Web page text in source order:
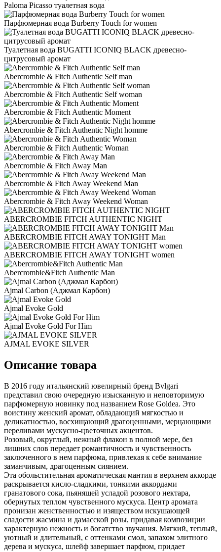
Paloma Picasso туалетная вода
Парфюмерная вода Burberry Touch for women
Туалетная вода BUGATTI ICONIQ BLACK древесно-
цитрусовый аромат
Abercrombie & Fitch Authentic Self man
Abercrombie & Fitch Authentic Self woman
Abercrombie & Fitch Authentic Moment
Abercrombie & Fitch Authentic Night homme
Abercrombie & Fitch Authentic Woman
Abercrombie & Fitch Away Man
Abercrombie & Fitch Away Weekend Man
Abercrombie & Fitch Away Weekend Woman
ABERCROMBIE FITCH AUTHENTIC NIGHT
ABERCROMBIE FITCH AWAY TONIGHT Man
ABERCROMBIE FITCH AWAY TONIGHT women
Abercrombie&Fitch Authentic Man
Ajmal Carbon (Аджмал Карбон)
Ajmal Evoke Gold
Ajmal Evoke Gold For Him
AJMAL EVOKE SILVER
Описание товара
В 2016 году итальянский ювелирный бренд Bvlgari
представил свою очередную изысканную и неповторимую
парфюмерную новинку под названием Rose Goldea. Это
воистину женский аромат, обладающий мягкостью и
деликатностью, восхищающий драгоценными, мерцающими
переливами мускусно-цветочных акцентов.
Розовый, округлый, нежный флакон в полной мере, без
лишних слов передает романтичность и чувственность
заключенного в нем парфюма, привлекая к себе внимание
заманчивым, драгоценным сиянием.
Эта обольстительная ароматическая мантия в верхнем аккорде
раскрывается кисло-сладкими, тонкими аккордами
гранатового сока, пьянящей усладой розового нектара,
обернутых теплом чувственного мускуса. Центр аромата
пронизан женственностью и изяществом искушающей
сладости жасмина и дамасской розы, придавая композиции
характерную нежность и богатство звучания. Мягкий, теплый,
уютный и длительный, с оттенками смол, запахом элитного
дерева и мускуса, шлейф завершает парфюм, придает